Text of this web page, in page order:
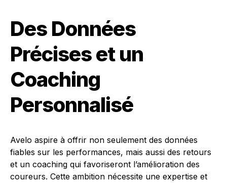
Des Données
Précises et un
Coaching
Personnalisé
Avelo aspire à offrir non seulement des données
fiables sur les performances, mais aussi des retours
et un coaching qui favoriseront l’amélioration des
coureurs. Cette ambition nécessite une expertise et